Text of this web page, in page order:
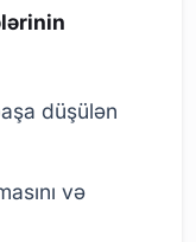
düşülən
və